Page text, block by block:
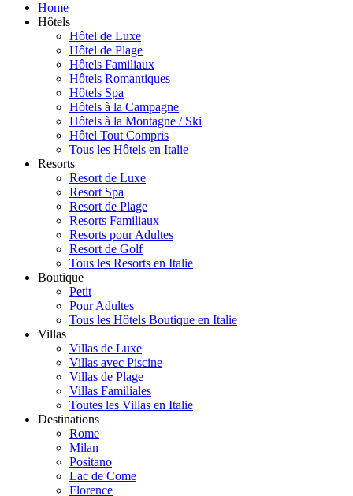
Home
Hôtels
Hôtel de Luxe
Hôtel de Plage
Hôtels Familiaux
Hôtels Romantiques
Hôtels Spa
Hôtels à la Campagne
Hôtels à la Montagne / Ski
Hôtel Tout Compris
Tous les Hôtels en Italie
Resorts
Resort de Luxe
Resort Spa
Resort de Plage
Resorts Familiaux
Resorts pour Adultes
Resort de Golf
Tous les Resorts en Italie
Boutique
Petit
Pour Adultes
Tous les Hôtels Boutique en Italie
Villas
Villas de Luxe
Villas avec Piscine
Villas de Plage
Villas Familiales
Toutes les Villas en Italie
Destinations
Rome
Milan
Positano
Lac de Come
Florence